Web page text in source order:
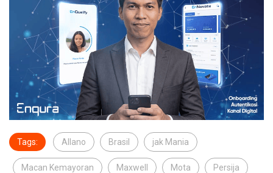
Tags: Allano Brasil jak Mania
Macan Kemayoran Maxwell Mota Persija